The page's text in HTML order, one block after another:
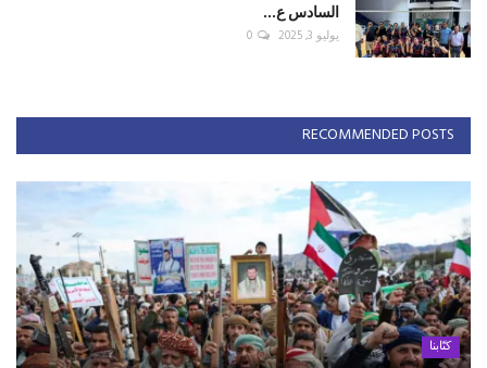
السادس ع...
يوليو 3, 2025 0
RECOMMENDED POSTS
كتّابنا